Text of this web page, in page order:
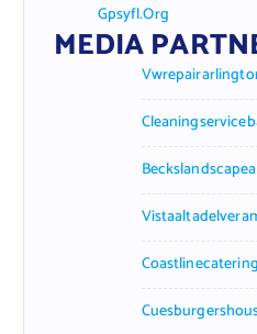
Gpsyfl.org
MEDIA